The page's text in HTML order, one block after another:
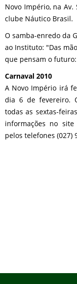
Novo Império, na
clube Náutico Brasil.
O samba-enredo da
ao Instituto: "Das
que pensam o
Carnaval 2010
A Novo Império irá
dia 6 de fevereiro.
todas as sextas-
informações no site
pelos telefones (027)